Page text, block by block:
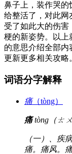
鼻子上，装作哭的
给整活了，对此网
受了如此大的伤
梗的新姿势。以上
的意思介绍全部
更新更多相关攻略
词语分字解释
痛（tòng）
痛tòng（ㄊㄨ
（一）、疾
痛。痛风。